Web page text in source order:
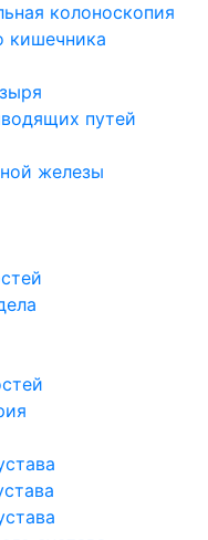
колоноскопия
кишечника
путей
железы